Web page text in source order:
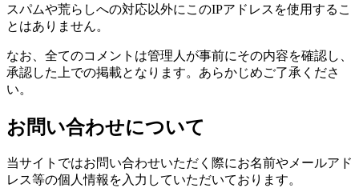
スパムや荒らしへの対応以外にこのIPアドレスを使用するこ
とはありません。
なお、全てのコメントは管理人が事前にその内容を確認し、
承認した上での掲載となります。あらかじめご了承くださ
い。
お問い合わせについて
当サイトではお問い合わせいただく際にお名前やメールアド
レス等の個人情報を入力していただいております。